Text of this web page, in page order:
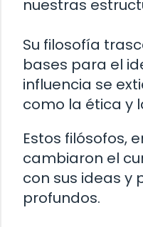
nuestras
Su filosofía
bases para el
influencia se
como la ética y
Estos filósofos,
cambiaron el
con sus ideas y
profundos.